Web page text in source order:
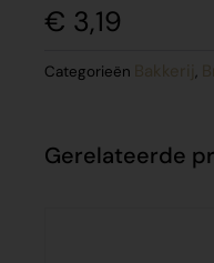
€ 3,19
Categorieën Bakkerij ,
Gerelateerde